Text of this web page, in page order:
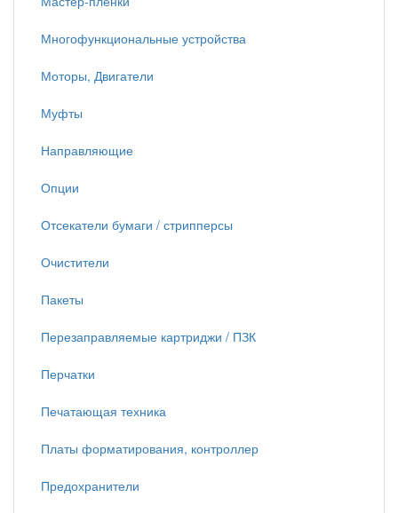
Многофункциональные устройства
Моторы, Двигатели
Муфты
Направляющие
Опции
Отсекатели бумаги / стрипперсы
Очистители
Пакеты
Перезаправляемые картриджи / ПЗК
Перчатки
Печатающая техника
Платы форматирования, контроллер
Предохранители